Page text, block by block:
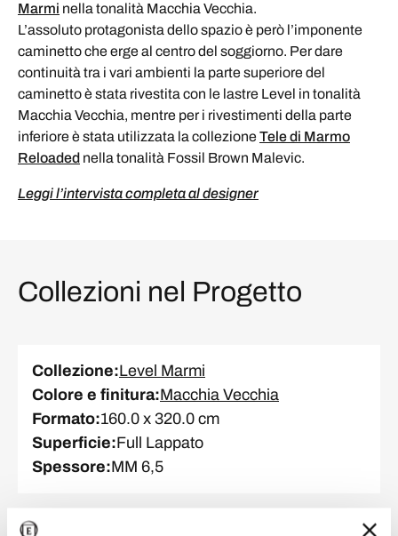
Marmi nella tonalità Macchia Vecchia.
L’assoluto protagonista dello spazio è però l’imponente
caminetto che erge al centro del soggiorno. Per dare
continuità tra i vari ambienti la parte superiore del
caminetto è stata rivestita con le lastre Level in tonalità
Macchia Vecchia, mentre per i rivestimenti della parte
inferiore è stata utilizzata la collezioneTele di Marmo
Reloaded nella tonalità Fossil Brown Malevic.
Leggi l’intervista completa al designer
Collezioni nel Progetto
Collezione:Level Marmi
Colore e finitura:Macchia Vecchia
Formato:160.0 x 320.0 cm
Superficie:Full Lappato
Spessore:MM 6,5